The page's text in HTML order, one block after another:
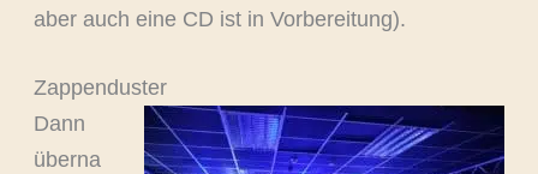
aber auch eine CD ist in Vorbereitung).
Zappenduster
Dann
überna